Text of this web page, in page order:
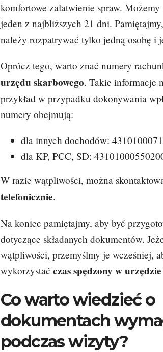
komfortowe załatwienie spraw.
jeden z najbliższych 21 dni.
należy rozpatrywać tylko jedną osobę i
Oprócz tego, warto znać numery
urzędu skarbowego. Takie informacje
przykład w przypadku dokonywania
numery obejmują:
dla innych dochodów:
dla KP, PCC, SD:
W razie wątpliwości, można
telefonicznie.
Na koniec pamiętajmy, aby być
dotyczące składanych dokumentów.
wątpliwości, przemyślmy je wcześniej,
wykorzystać czas spędzony w
Co warto wiedzieć o
dokumentach
podczas wizyty?